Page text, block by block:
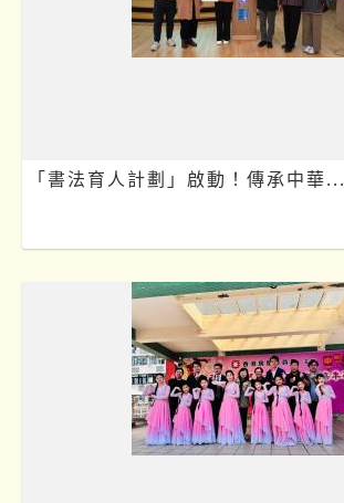
「書法育人計劃」啟動！傳承中華...